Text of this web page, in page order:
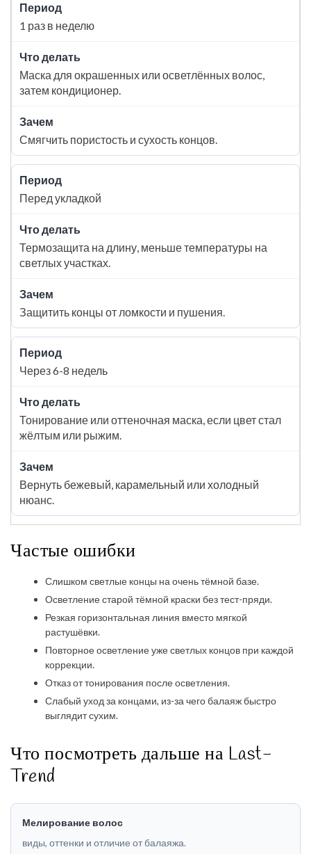
1 раз в неделю
Маска для окрашенных или осветлённых волос,
затем кондиционер.
Смягчить пористость и сухость концов.
Перед укладкой
Термозащита на длину, меньше температуры на
светлых участках.
Защитить концы от ломкости и пушения.
Через 6-8 недель
Тонирование или оттеночная маска, если цвет стал
жёлтым или рыжим.
Вернуть бежевый, карамельный или холодный
нюанс.
Частые ошибки
Слишком светлые концы на очень тёмной базе.
Осветление старой тёмной краски без тест-пряди.
Резкая горизонтальная линия вместо мягкой
растушёвки.
Повторное осветление уже светлых концов при каждой
коррекции.
Отказ от тонирования после осветления.
Слабый уход за концами, из-за чего балаяж быстро
выглядит сухим.
Что посмотреть дальше на Last-
Trend
Мелирование волос
виды, оттенки и отличие от балаяжа.